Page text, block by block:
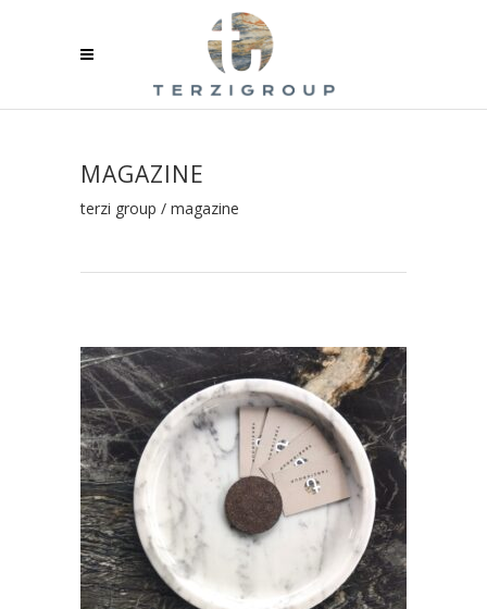
MAGAZINE
terzi group / magazine